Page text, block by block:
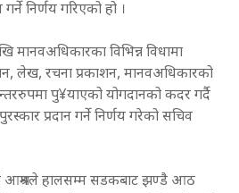
निर्णय गरिएको हो ।
विभिन्न विधामा
लेख, रचना प्रकाशन, मानवअधिकारको
पु¥याएको योगदानको कदर गर्दै
पुरस्कार प्रदान गर्ने निर्णय गरेको सचिव
आश्रमले हालसम्म सडकबाट झण्डै आठ